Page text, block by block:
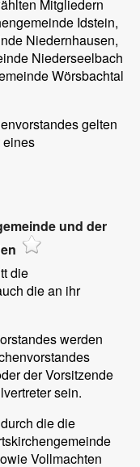
Mitgliedern
Idstein,
Niedernhausen,
Niederseelbach
Wörsbachtal
gelten
eines
und der
die
die an ihr
werden
der Vorsitzende
sein.
die die
Vollmachten